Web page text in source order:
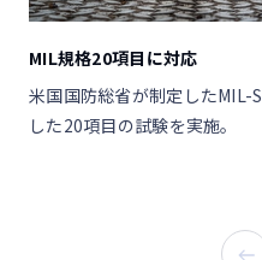
MIL規格20項目に対応
米国国防総省が制定したMIL-
した20項目の試験を実施。